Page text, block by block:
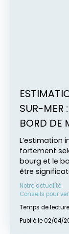
SUR-MER
BORD DE
L’estimation
fortement
bourg et le
être
raisons de
une estimation
Notre actualité
Conseils pour
Temps de
Publié le 02/04/